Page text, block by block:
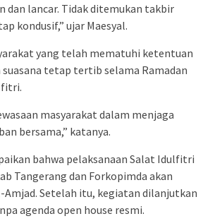
dan lancar. Tidak ditemukan takbir
kondusif,” ujar Maesyal.
yang telah mematuhi ketentuan
tetap tertib selama Ramadan
masyarakat dalam menjaga
bersama,” katanya.
bahwa pelaksanaan Salat Idulfitri
Tangerang dan Forkopimda akan
Amjad. Setelah itu, kegiatan dilanjutkan
agenda open house resmi.